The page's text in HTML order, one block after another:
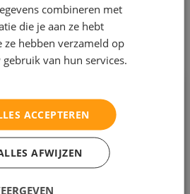
eenproefmiddagmee en ervaar hoe
combineren met
die je aan ze hebt
hebben verzameld op
van hun services.
ACCEPTEREN
AFWIJZEN